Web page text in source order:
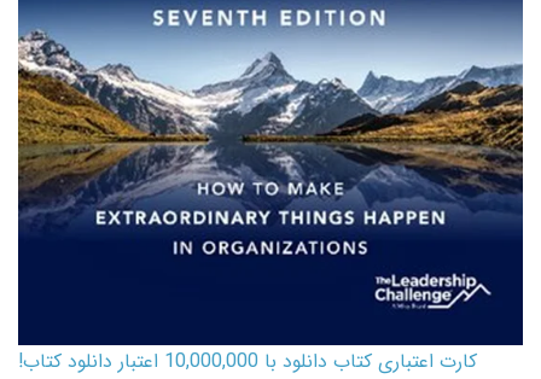
کارت اعتباری کتاب دانلود با 10,000,000 اعتبار دانلود کتاب!